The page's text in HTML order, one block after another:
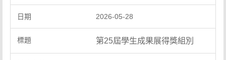
2026-05-28
第25屆學生成果展得獎組別